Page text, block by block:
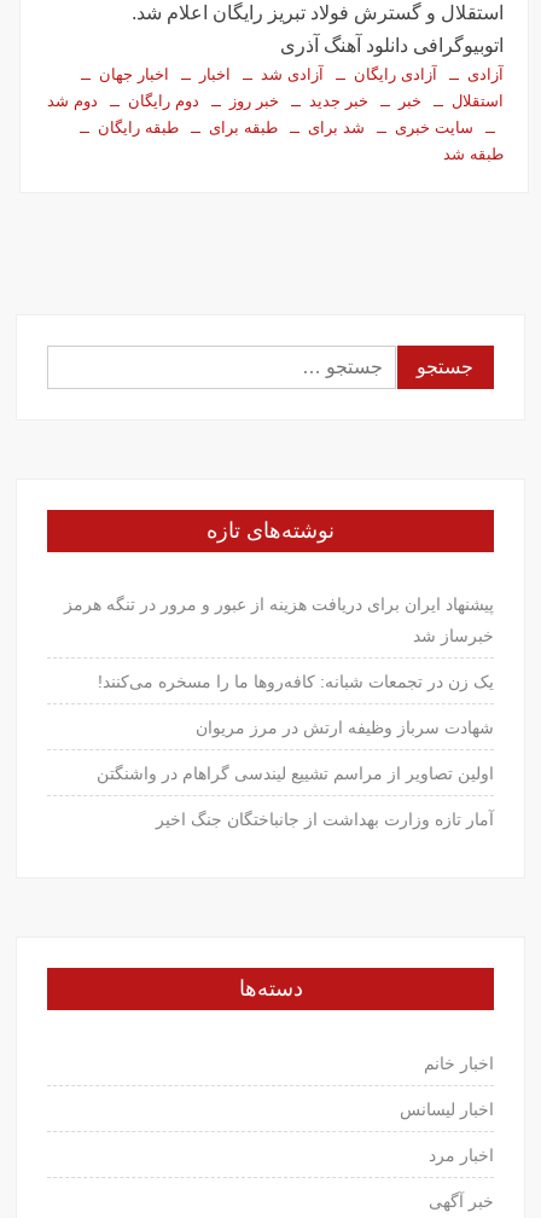
استقلال و گسترش فولاد تبریز رایگان اعلام شد.
اتوبیوگرافی دانلود آهنگ آذری
آزادی آزادی رایگان آزادی شد اخبار
اخبار جهان
استقلال
خبر خبر جدید خبر روز دوم رایگان
دوم شد
سایت خبری
شد برای طبقه برای
طبقه رایگان
طبقه شد
جستجو
برای:
نوشته‌های تازه
پیشنهاد ایران برای دریافت هزینه از عبور و مرور در تنگه هرمز
خبرساز شد
یک زن در تجمعات شبانه: کافه‌روها ما را مسخره می‌کنند!
شهادت سرباز وظیفه ارتش در مرز مریوان
اولین تصاویر از مراسم تشییع لیندسی گراهام در واشنگتن
آمار تازه وزارت بهداشت از جانباختگان جنگ اخیر
دسته‌ها
اخبار خانم
اخبار لیسانس
اخبار مرد
خبر آگهی